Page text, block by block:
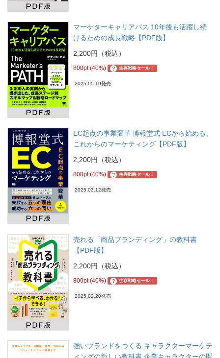
マーケターキャリアパス 10年後も活躍し続
けるための成長戦略【PDF版】
2,200円（税込）
800pt (40%) ? 生存戦略セール！
2025.05.19発売
EC起点の事業変革 博報堂式 ECから始める、
これからのマーケティング【PDF版】
2,200円（税込）
800pt (40%) ? 生存戦略セール！
2025.03.12発売
売れる「商品ブランディング」の教科書
【PDF版】
2,200円（税込）
800pt (40%) ? 生存戦略セール！
2025.02.20発売
強いブランドをつくる キャラクターマーケテ
ィングの新しい教科書 企業キャラクターの開